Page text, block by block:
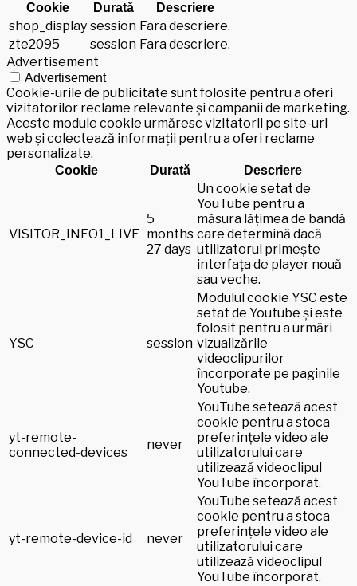
Cookie Durată Descriere
shop_display session Fara descriere.
zte2095
session Fara descriere.
Advertisement
Advertisement
Cookie-urile de publicitate sunt folosite pentru a oferi
vizitatorilor reclame relevante și campanii de marketing.
Aceste module cookie urmăresc vizitatorii pe site-uri
web și colectează informații pentru a oferi reclame
personalizate.
Cookie Durată Descriere
VISITOR_INFO1_LIVE
5
months
27 days
Un cookie setat de
YouTube pentru a
măsura lățimea de bandă
care determină dacă
utilizatorul primește
interfața de player nouă
sau veche.
YSC session
Modulul cookie YSC este
setat de Youtube și este
folosit pentru a urmări
vizualizările
videoclipurilor
încorporate pe paginile
Youtube.
yt-remote-
connected-devices
never
YouTube setează acest
cookie pentru a stoca
preferințele video ale
utilizatorului care
utilizează videoclipul
YouTube încorporat.
yt-remote-device-id never
YouTube setează acest
cookie pentru a stoca
preferințele video ale
utilizatorului care
utilizează videoclipul
YouTube încorporat.